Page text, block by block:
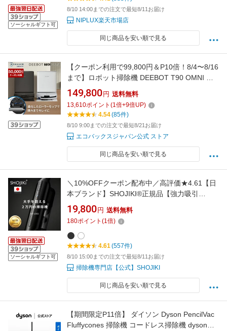
ソーシャルギフト可
8/10 14:00までの注文で最短8/11お届け
NIPLUX楽天市場店
同じ商品を安い順で見る
【クーポン利用で99,800円＆P10倍！8/4〜8/16
まで】ロボット掃除機 DEEBOT T90 OMNI エ
コバックス 公式 ECOVACS お掃除ロボット 掃
除機 自動掃除機 掃除ロボット 高性能 マッピン
グ機能 自動ゴミ収集 水拭き お掃除 メーカー保
証最大24ヶ月 2025
149,800 円 送料無料
13,610ポイント (1倍+9倍UP)
4.54(85件)
8/10 9:00までの注文で最短8/21お届け
エコバックスジャパン公式 ストア
同じ商品を安い順で見る
ソーシャルギフト可
＼10%OFFクーポン配布中／高評価★4.61【日
本ブランド】SHOJIKI®正規品【強力吸引
x1.2kgの軽量性x自走式】 【充電スタンド付き
xUSB-C充電可能x急速充電2.5時間】 コードレ
ス掃除機 掃除機 軽量 【マルチサイクロンx吸引
持続力99%】【お試し返品可能】SH-J002
19,800 円 送料無料
180ポイント (1倍)
4.61(557件)
8/10 15:00までの注文で最短8/11お届け
掃除機専門店【公式】SHOJIKI
同じ商品を安い順で見る
【期間限定P11倍】 ダイソン Dyson PencilVac
Fluffycones 掃除機 コードレス掃除機 dyson